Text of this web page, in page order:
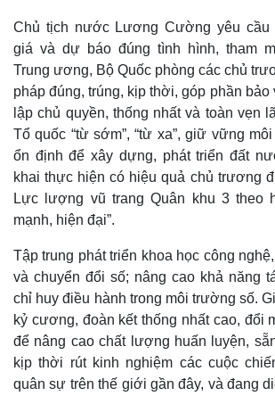
Chủ tịch nước Lương Cường yêu cầu
giá và dự báo đúng tình hình, tham
Trung ương, Bộ Quốc phòng các chủ
pháp đúng, trúng, kịp thời, góp phần
lập chủ quyền, thống nhất và toàn vẹn
Tổ quốc “từ sớm”, “từ xa”, giữ vững
ổn định để xây dựng, phát triển đất
khai thực hiện có hiệu quả chủ trương
Lực lượng vũ trang Quân khu 3 theo
mạnh, hiện đại”.
Tập trung phát triển khoa học công
và chuyển đổi số; nâng cao khả năng
chỉ huy điều hành trong môi trường số.
kỷ cương, đoàn kết thống nhất cao, đổi
để nâng cao chất lượng huấn luyện,
kịp thời rút kinh nghiệm các cuộc
quân sự trên thế giới gần đây, và đang